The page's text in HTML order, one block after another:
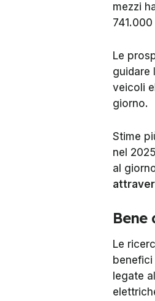
mezzi
Le
guidare
veicoli
giorno.
Stime
nel
al
Bene
Le
legate